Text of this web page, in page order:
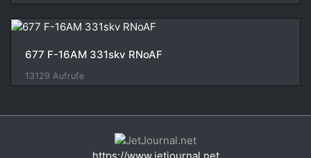
677 F-16AM 331skv RNoAF
13129 Aufrufe